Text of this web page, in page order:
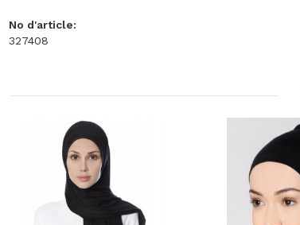
No d'article:
327408